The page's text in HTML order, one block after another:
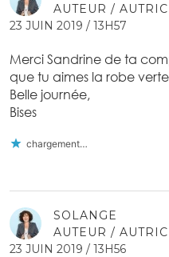
AUTEUR /
23 JUIN 2019 / 13H57
Merci Sandrine de ta
que tu aimes la robe
Belle journée,
Bises
chargement…
SOLANGE
AUTEUR /
23 JUIN 2019 / 13H56